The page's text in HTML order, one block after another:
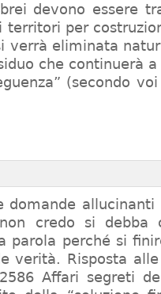
devono essere
territori per
verrà eliminata
che continuerà
(secondo
domande
credo si debba
parola perché si
verità. Risposta
Affari segreti